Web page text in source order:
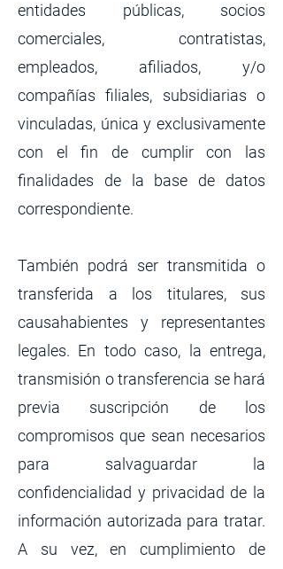
entidades públicas, socios
comerciales, contratistas,
empleados, afiliados, y/o
compañías filiales, subsidiarias o
vinculadas, única y exclusivamente
con el fin de cumplir con las
finalidades de la base de datos
correspondiente.
También podrá ser transmitida o
transferida a los titulares, sus
causahabientes y representantes
legales. En todo caso, la entrega,
transmisión o transferencia se hará
previa suscripción de los
compromisos que sean necesarios
para salvaguardar la
confidencialidad y privacidad de la
información autorizada para tratar.
A su vez, en cumplimiento de